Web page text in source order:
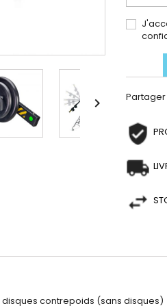
 Partager
disques contrepoids (sans disques)